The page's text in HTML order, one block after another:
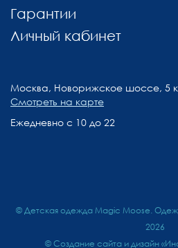
Гарантии
Личный кабинет
Москва, Новорижское шоссе, 5
Смотреть на карте
Ежедневно с 10 до 22
© Детская одежда Magic Moose.
2026
© Создание сайта и дизайн